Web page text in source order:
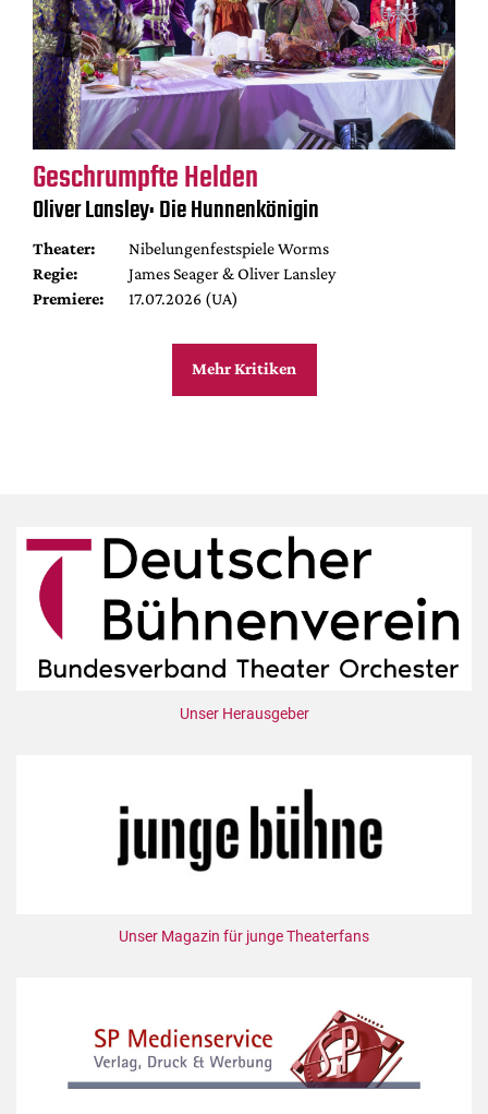
Geschrumpfte Helden
Oliver Lansley: Die Hunnenkönigin
Theater:
Nibelungenfestspiele Worms
Regie:
James Seager & Oliver Lansley
Premiere:
17.07.2026 (UA)
Mehr Kritiken
Unser Herausgeber
Unser Magazin für junge Theaterfans